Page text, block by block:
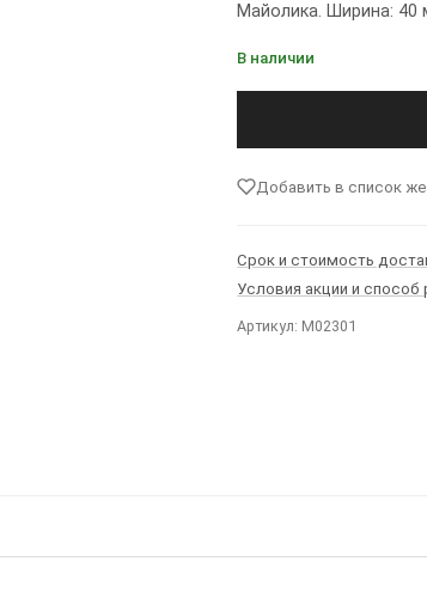
Майолика. Ширина:
В наличии
Добавить в список
Срок и стоимость
Условия акции и способ
Артикул: M02301